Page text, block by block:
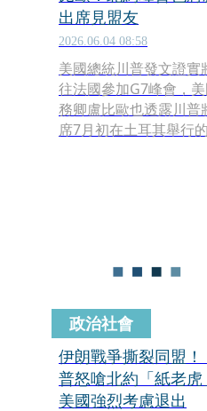
出席見盟友
2026.06.04 08:58
美國總統川普發文證實
往法國參加G7峰會，
務卿盧比歐也透露川普
席7月初在土耳其舉行
政治社會
伊朗戰爭撕裂同盟
普怒嗆北約「紙老虎
美國強烈考慮退出